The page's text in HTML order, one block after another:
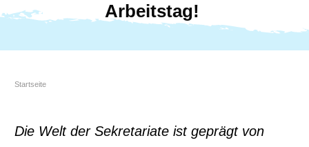
Arbeitstag!
Startseite
Die Welt der Sekretariate ist geprägt von